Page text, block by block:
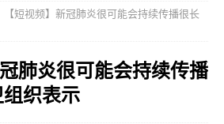
【短视频】新冠肺炎很可能会持续传播很长
冠肺炎很可能会持续传播
织表示